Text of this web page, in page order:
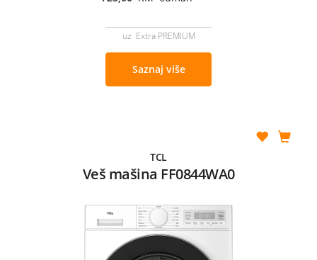
uz Extra PREMIUM
Saznaj više
TCL
Veš mašina FF0844WA0